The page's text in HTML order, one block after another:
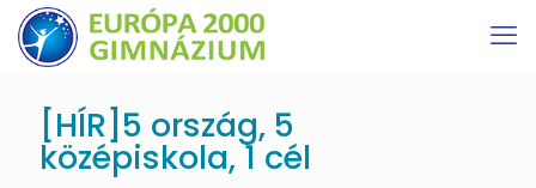
[HÍR]5 ország, 5
középiskola, 1 cél